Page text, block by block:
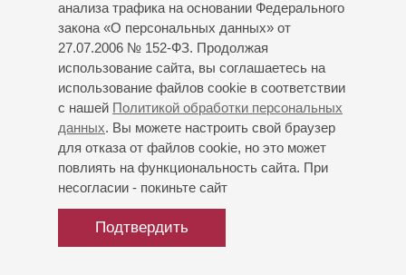
анализа трафика на основании Федерального
закона «О персональных данных» от
27.07.2006 № 152-ФЗ. Продолжая
использование сайта, вы соглашаетесь на
использование файлов cookie в соответствии
с нашей Политикой обработки персональных
данных. Вы можете настроить свой браузер
для отказа от файлов cookie, но это может
повлиять на функциональность сайта. При
несогласии - покиньте сайт
Подтвердить
Концерт 8-го абонемента «Ансамблевые вечера
Георгий Долгов- флейта; Екатерина Семион
Моцарт: Соната соль мажор (переложение для
флейты и арфы);Шуберт: Соната «Арпеджионе»
(переложение для флейты и арфы);Россини:
Анданте и тема с вариациями для флейты и арфы;
Форе: Фантазия для флейты и фортепиано
(переложение для флейты и арфы);Крас: Сюита для
флейты и арфы;Рота: Соната для флейты и арфы